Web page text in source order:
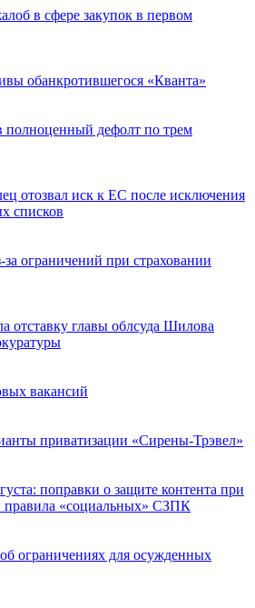
в сфере закупок в первом
обанкротившегося «Кванта»
полноценный дефолт по трем
отозвал иск к ЕС после исключения
списков
ограничений при страховании
отставку главы облсуда Шилова
вакансий
приватизации «Сирены-Трэвел»
поправки о защите контента при
правила «социальных» СЗПК
ограничениях для осужденных